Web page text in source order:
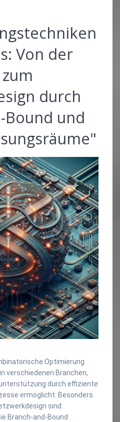
Von der
durch
Bound und
Optimierung
verschiedenen Branchen,
durch effiziente
ermöglicht. Besonders
sind
Branch-and-Bound